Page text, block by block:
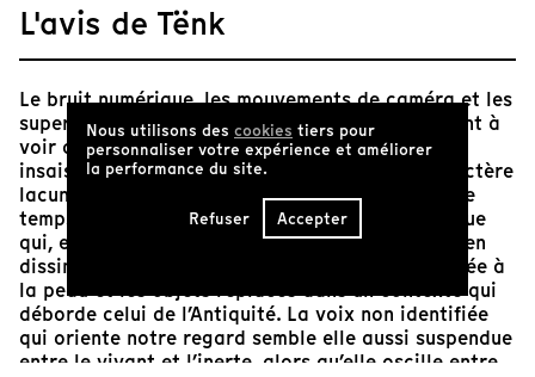
L'avis de Tënk
Le bruit numérique, les mouvements de caméra et les
superpositions d’images de Nour Ouayda donnent à
voir des statues antiques tout en les rendant
insaisissables. Ces procédés accentuent le caractère
lacunaire des sculptures endommagées, en même
temps qu’ils font écho à un geste muséographique
qui, en exhibant certains vestiges de l’Histoire, en
dissimule d’autres aspects. La pierre est assimilée à
la peau et les objets replacés dans un contexte qui
déborde celui de l’Antiquité. La voix non identifiée
qui oriente notre regard semble elle aussi suspendue
entre le vivant et l’inerte, alors qu’elle oscille entre
Nous utilisons des cookies tiers pour
personnaliser votre expérience et améliorer
la performance du site.
Refuser Accepter